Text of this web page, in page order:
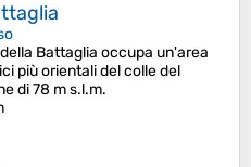
Battaglia occupa un'area
più orientali del colle del
di 78 m s.l.m.